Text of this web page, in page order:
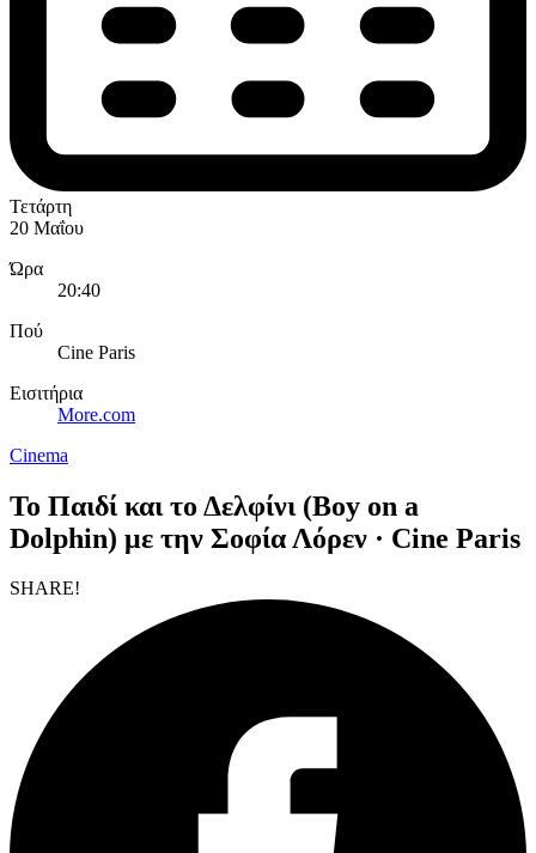
Τετάρτη
20 Μαΐου
Ώρα
20:40
Πού
Cine Paris
Εισιτήρια
More.com
Cinema
To Παιδί και το Δελφίνι (Boy on a
Dolphin) με την Σοφία Λόρεν · Cine Paris
SHARE!